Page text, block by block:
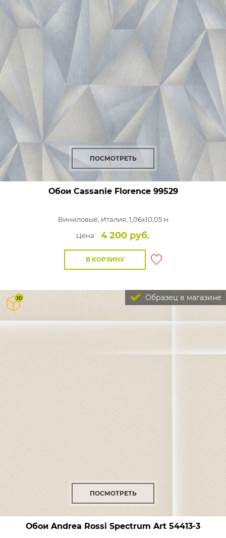
ПОСМОТРЕТЬ
Обои Cassanie Florence99529
Виниловые, Италия, 1,06x10,05 м
Цена:
4 200 руб.
В КОРЗИНУ
Образец в магазине
ПОСМОТРЕТЬ
Обои Andrea Rossi Spectrum Art 54413-3